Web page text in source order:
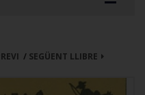
SEGÜENT LLIBRE
/